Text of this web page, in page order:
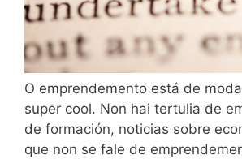
O emprendemento está de
super cool. Non hai tertulia de
de formación, noticias sobre
que non se fale de